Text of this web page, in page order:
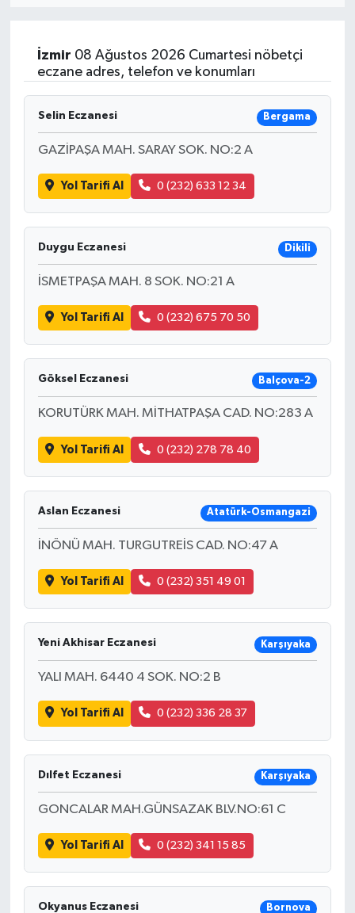
İzmir 08 Ağustos 2026 Cumartesi nöbetçi
eczane adres, telefon ve konumları
Selin Eczanesi Bergama
GAZİPAŞA MAH. SARAY SOK. NO:2 A
Yol Tarifi Al 0 (232) 633 12 34
Duygu Eczanesi Dikili
İSMETPAŞA MAH. 8 SOK. NO:21 A
Yol Tarifi Al 0 (232) 675 70 50
Göksel Eczanesi Balçova-2
KORUTÜRK MAH. MİTHATPAŞA CAD. NO:283 A
Yol Tarifi Al 0 (232) 278 78 40
Aslan Eczanesi Atatürk-Osmangazi
İNÖNÜ MAH. TURGUTREİS CAD. NO:47 A
Yol Tarifi Al 0 (232) 351 49 01
Yeni Akhisar Eczanesi Karşıyaka
YALI MAH. 6440 4 SOK. NO:2 B
Yol Tarifi Al 0 (232) 336 28 37
Dılfet Eczanesi Karşıyaka
GONCALAR MAH.GÜNSAZAK BLV.NO:61 C
Yol Tarifi Al 0 (232) 341 15 85
Okyanus Eczanesi Bornova
Sağlık
Siyaset
Spor
Yaşam